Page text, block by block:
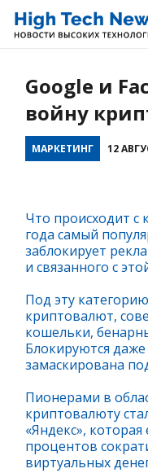
Google и
войну
МАРКЕТИНГ 12
Что происходит с
года самый
заблокирует
и связанного с
Под эту
криптовалют,
кошельки,
Блокируются
замаскирована
Пионерами в
криптовалюту
«Яндекс»,
процентов
виртуальных